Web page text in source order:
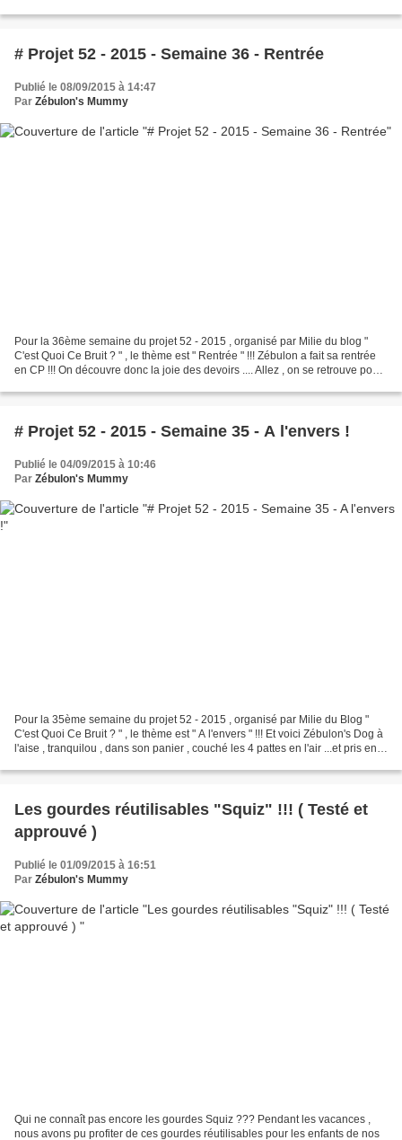
# Projet 52 - 2015 - Semaine 36 - Rentrée
Publié le 08/09/2015 à 14:47
Par Zébulon's Mummy
Pour la 36ème semaine du projet 52 - 2015 , organisé par Milie du blog "
C'est Quoi Ce Bruit ? " , le thème est " Rentrée " !!! Zébulon a fait sa rentrée
en CP !!! On découvre donc la joie des devoirs .... Allez , on se retrouve pour
# Projet 52 - 2015 - Semaine 35 - A l'envers !
Publié le 04/09/2015 à 10:46
Par Zébulon's Mummy
Pour la 35ème semaine du projet 52 - 2015 , organisé par Milie du Blog "
C'est Quoi Ce Bruit ? " , le thème est " A l'envers " !!! Et voici Zébulon's Dog à
l'aise , tranquilou , dans son panier , couché les 4 pattes en l'air ...et pris en
Les gourdes réutilisables "Squiz" !!! ( Testé et
approuvé )
Publié le 01/09/2015 à 16:51
Par Zébulon's Mummy
Qui ne connaît pas encore les gourdes Squiz ??? Pendant les vacances ,
nous avons pu profiter de ces gourdes réutilisables pour les enfants de nos